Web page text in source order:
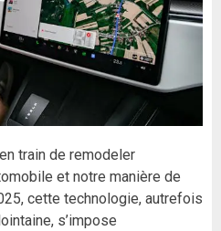
train de remodeler
et notre manière de
cette technologie, autrefois
s’impose